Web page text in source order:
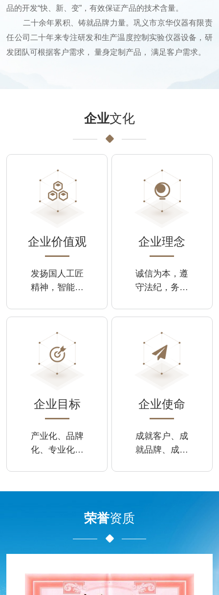
品的开发“快、新、变”，有效保证产品的技术含量。
二十余年累积、铸就品牌力量。巩义市京华仪器有限责
任公司二十年来专注研发和生产温度控制实验仪器设备，研
发团队可根据客户需求， 量身定制产品， 满足客户需求。
企业文化
企业价值观
发扬国人工匠
精神，智能智
企业理念
诚信为本，遵
守法纪，务实
会
企业目标
产业化、品牌
化、专业化、
企业使命
成就客户、成
就品牌、成就
荣誉资质